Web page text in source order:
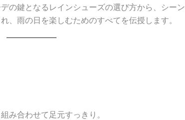
の鍵となるレインシューズの選び方から、シー
、雨の日を楽しむためのすべてを伝授します。
み合わせて足元すっきり。